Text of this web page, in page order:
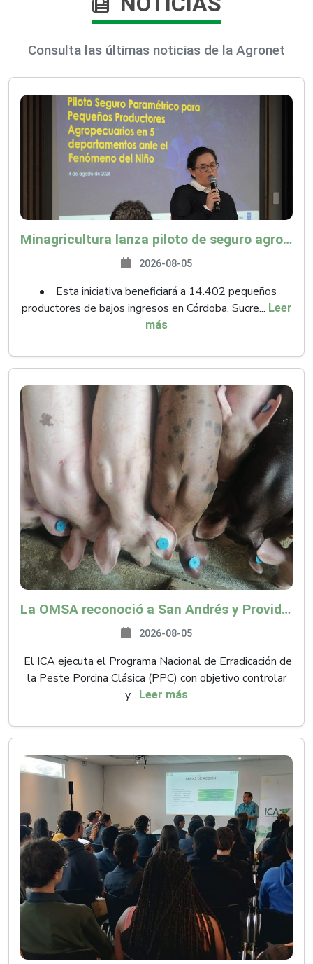
Consulta las últimas noticias de la Agronet
Minagricultura lanza piloto de seguro agropecuario por $9.625 millones para proteger a más de 14.000 pequeños productores contra riesgos del Fenómeno de El Niño
2026-08-05
• Esta iniciativa beneficiará a 14.402 pequeños
productores de bajos ingresos en Córdoba, Sucre... Leer
más
La OMSA reconoció a San Andrés y Providencia como zona libre de Peste Porcina Clásica (PPC)
2026-08-05
El ICA ejecuta el Programa Nacional de Erradicación de
la Peste Porcina Clásica (PPC) con objetivo controlar
y... Leer más